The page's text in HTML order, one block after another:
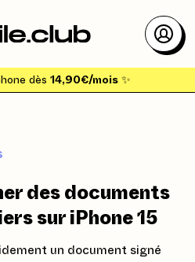
dès 14,90€/mois ✨
des documents
sur iPhone 15
un document signé